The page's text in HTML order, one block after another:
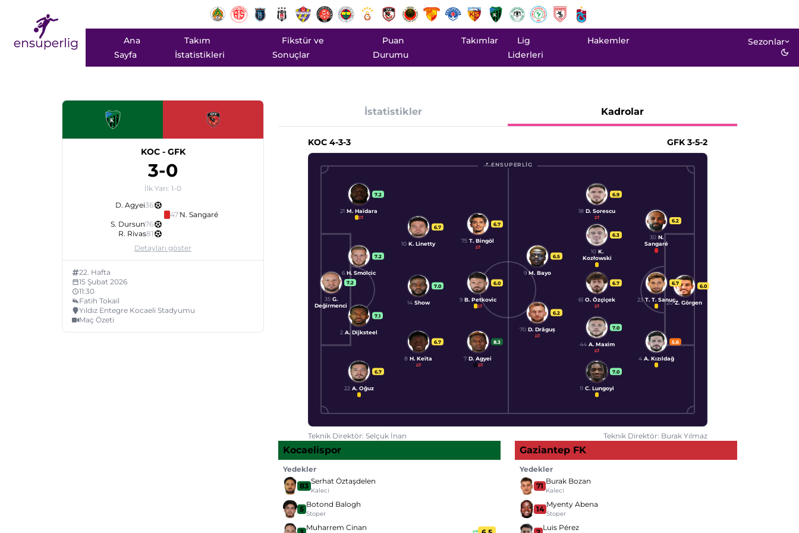
Ana
Sayfa
Takım
İstatistikleri
Fikstür ve
Sonuçlar
Puan
Durumu
Takımlar
Lig
Liderleri
Hakemler Sezonlar
KOC- GFK
3-0
İlk Yarı: 1-0
D. Agyei36'
47'N. Sangaré
S. Dursun76'
R. Rivas81'
Detayları göster
22. Hafta
15 Şubat 2026
11:30
Fatih Tokail
Yıldız Entegre Kocaeli Stadyumu
Maç Özeti
İstatistikler Kadrolar
KOC 4-3-3 GFK 3-5-2
ENSUPERLIG
7.2
35 G.
Değirmenci
6.7
22 A. Oğuz
7.1
2 A. Dijksteel
7.2
6 H. Smolcic
7.2
21 M. Haïdara
6.7
8 H. Keïta
7.0
14 Show
6.7
10 K. Linetty
8.3
7 D. Agyei
6.0
9 B. Petkovic
6.7
75 T. Bingöl
6.0
20 Z. Görgen
6.2
30 N.
Sangaré
6.7
23 T. T. Sanuç
5.6
4 A. Kızıldağ
6.9
18 D. Sorescu
6.3
10 K.
Kozłowski
6.7
61 O. Özçiçek
7.0
44 A. Maxim
7.0
11 C. Lungoyi
6.5
9 M. Bayo
6.2
70 D. Drăguș
Teknik Direktör: Selçuk İnan Teknik Direktör: Burak Yılmaz
Kocaelispor
Yedekler
83 Serhat Öztaşdelen
Kaleci
5 Botond Balogh
Stoper
Muharrem Cinan
Gaziantep FK
Yedekler
71 Burak Bozan
Kaleci
14 Myenty Abena
Stoper
Luis Pérez